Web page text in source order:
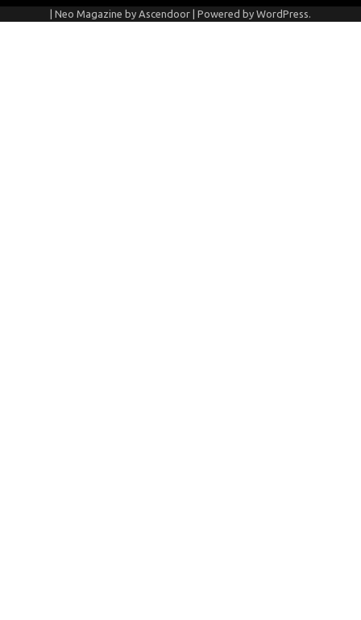
| Neo Magazine by Ascendoor | Powered by WordPress.